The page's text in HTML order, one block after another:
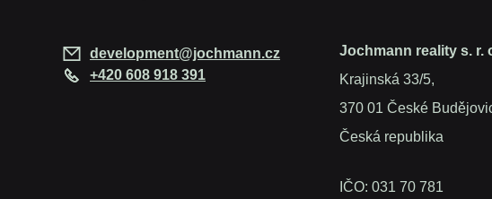
development@jochmann.cz
+420 608 918 391
Jochmann reality s. r.
Krajinská 33/5,
370 01 České
Česká republika
IČO: 031 70 781